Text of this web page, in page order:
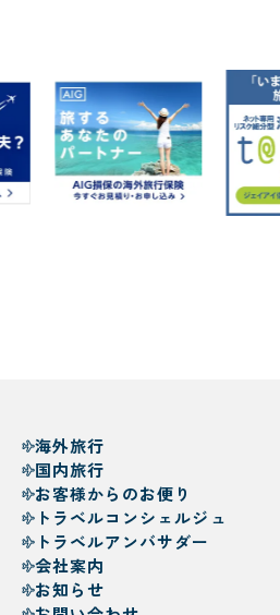
ペー
送
り
海外旅行
国内旅行
お客様からのお便り
トラベルコンシェルジュ
トラベルアンバサダー
会社案内
お知らせ